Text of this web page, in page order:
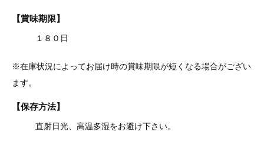
【賞味期限】
１８０日
※在庫状況によってお届け時の賞味期限が短くなる場合がござい
ます。
【保存方法】
直射日光、高温多湿をお避け下さい。